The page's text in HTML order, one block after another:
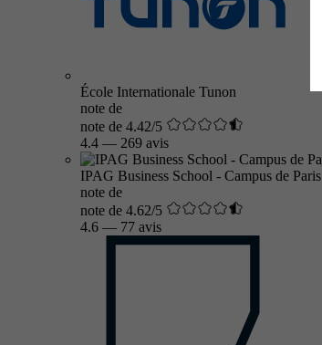
École Internationale Tunon
note de
note de 4.42/5
4.4 — 269 avis
IPAG Business School - Campus de Paris
note de
note de 4.62/5
4.6 — 77 avis